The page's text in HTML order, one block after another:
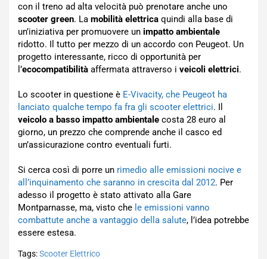
con il treno ad alta velocità può prenotare anche uno
scooter green. La mobilità elettrica quindi alla base di
un’iniziativa per promuovere un impatto ambientale
ridotto. Il tutto per mezzo di un accordo con Peugeot. Un
progetto interessante, ricco di opportunità per
l’ecocompatibilità affermata attraverso i veicoli elettrici.
Lo scooter in questione è E-Vivacity, che Peugeot ha
lanciato qualche tempo fa fra gli scooter elettrici. Il
veicolo a basso impatto ambientale costa 28 euro al
giorno, un prezzo che comprende anche il casco ed
un’assicurazione contro eventuali furti.
Si cerca così di porre un rimedio alle emissioni nocive e
all’inquinamento che saranno in crescita dal 2012. Per
adesso il progetto è stato attivato alla Gare
Montparnasse, ma, visto che le emissioni vanno
combattute anche a vantaggio della salute, l’idea potrebbe
essere estesa.
Tags:Scooter Elettrico